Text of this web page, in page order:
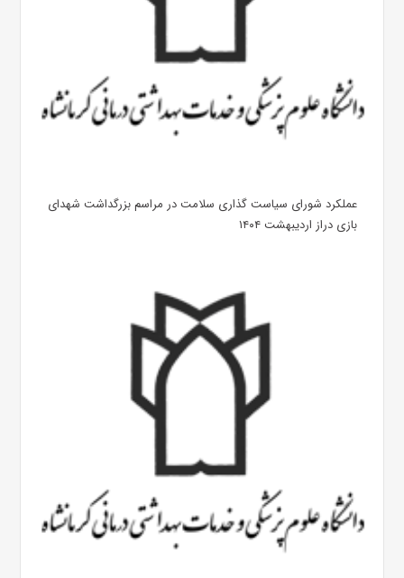
عملکرد شورای سیاست گذاری سلامت در مراسم بزرگداشت شهدای
بازی دراز اردیبهشت ۱۴۰۴